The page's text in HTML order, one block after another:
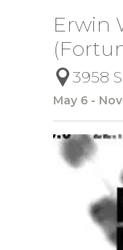
Erwin
3958
May 6 -